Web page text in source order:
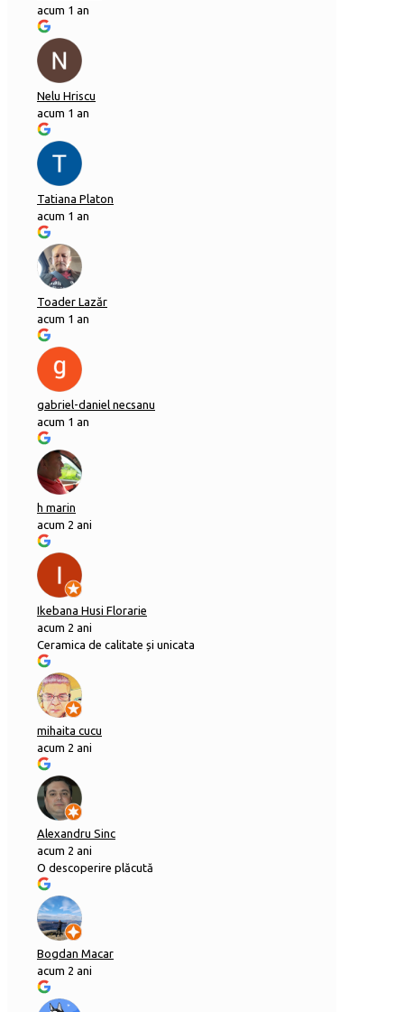
acum 1 an
Nelu Hriscu
acum 1 an
Tatiana Platon
acum 1 an
Toader Lazăr
acum 1 an
gabriel-daniel necsanu
acum 1 an
h marin
acum 2 ani
Ikebana Husi Florarie
acum 2 ani
Ceramica de calitate și unicata
mihaita cucu
acum 2 ani
Alexandru Sinc
acum 2 ani
O descoperire plăcută
Bogdan Macar
acum 2 ani